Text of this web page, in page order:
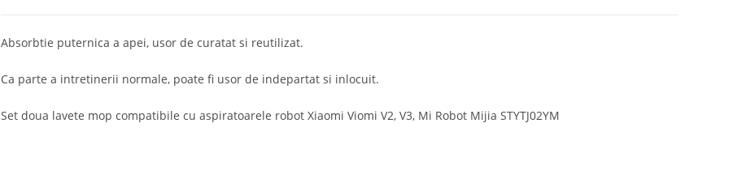
Absorbtie puternica a apei, usor de curatat si reutilizat.
Ca parte a intretinerii normale, poate fi usor de indepartat si inlocuit.
Set doua lavete mop compatibile cu aspiratoarele robot Xiaomi Viomi V2, V3, Mi Robot Mijia STYTJ02YM